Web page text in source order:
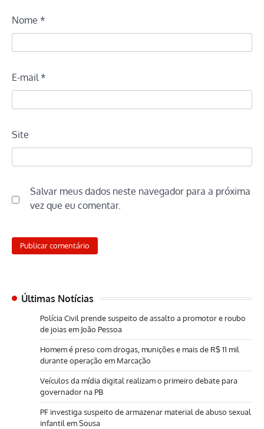
Nome *
E-mail *
Site
Salvar meus dados neste navegador para a próxima
vez que eu comentar.
Últimas Notícias
Polícia Civil prende suspeito de assalto a promotor e roubo
de joias em João Pessoa
Homem é preso com drogas, munições e mais de R$ 11 mil
durante operação em Marcação
Veículos da mídia digital realizam o primeiro debate para
governador na PB
PF investiga suspeito de armazenar material de abuso sexual
infantil em Sousa